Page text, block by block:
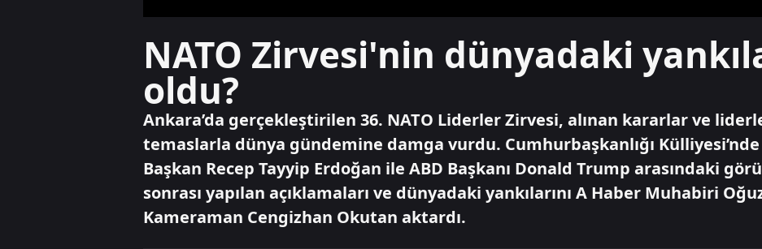
NATO Zirvesi'nin dünyadaki
oldu?
Ankara’da gerçekleştirilen 36. NATO Liderler Zirvesi, alınan kararlar ve
temaslarla dünya gündemine damga vurdu. Cumhurbaşkanlığı
Başkan Recep Tayyip Erdoğan ile ABD Başkanı Donald Trump arasındaki
sonrası yapılan açıklamaları ve dünyadaki yankılarını A Haber Muhabiri
Kameraman Cengizhan Okutan aktardı.